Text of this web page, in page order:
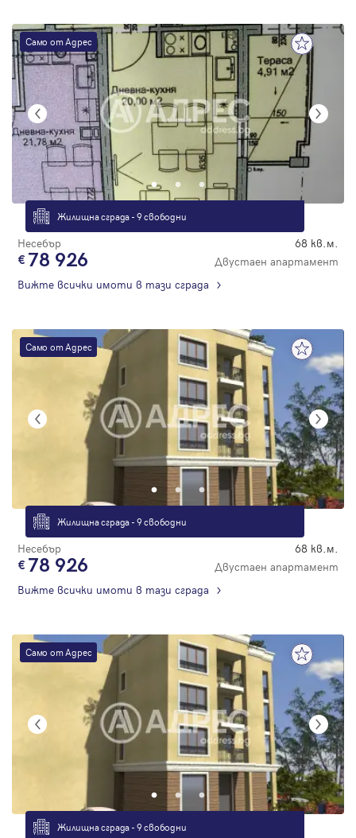
Само от Адрес
Жилищна сграда - 9 свободни
Несебър 68 кв.м.
78 926
Двустаен апартамент
Вижте всички имоти в тази сграда
Само от Адрес
Жилищна сграда - 9 свободни
Несебър 68 кв.м.
78 926
Двустаен апартамент
Вижте всички имоти в тази сграда
Само от Адрес
Жилищна сграда - 9 свободни